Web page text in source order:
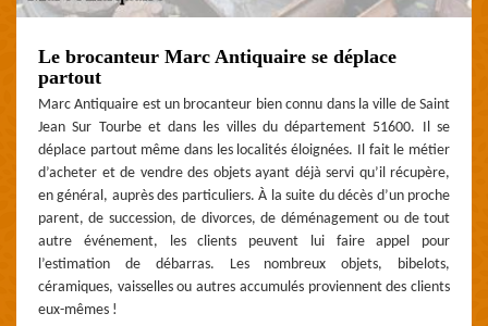
Le brocanteur Marc Antiquaire se déplace
partout
Marc Antiquaire est un brocanteur bien connu dans la ville de Saint
Jean Sur Tourbe et dans les villes du département 51600. Il se
déplace partout même dans les localités éloignées. Il fait le métier
d’acheter et de vendre des objets ayant déjà servi qu’il récupère,
en général, auprès des particuliers. À la suite du décès d’un proche
parent, de succession, de divorces, de déménagement ou de tout
autre événement, les clients peuvent lui faire appel pour
l’estimation de débarras. Les nombreux objets, bibelots,
céramiques, vaisselles ou autres accumulés proviennent des clients
eux-mêmes !